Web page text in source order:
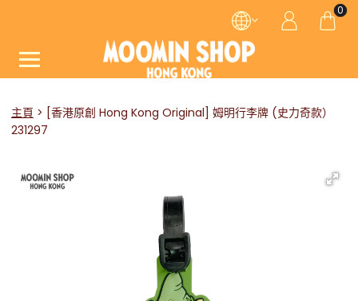
0
主頁
[香港原創 Hong Kong Original] 姆明行李牌 (史力奇款）
231297